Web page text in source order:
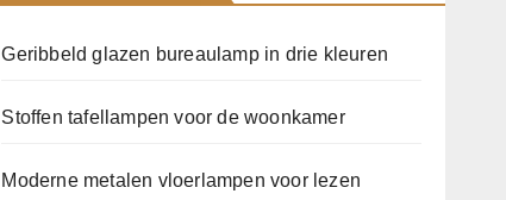
Geribbeld glazen bureaulamp in drie kleuren
Stoffen tafellampen voor de woonkamer
Moderne metalen vloerlampen voor lezen